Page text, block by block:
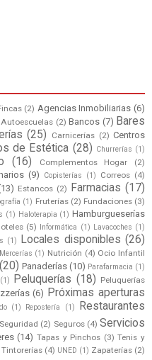
(2) Agencias Inmobiliarias (6)
Autoescuelas (2) Bancos (7) Bares
(25) Carnicerías (2) Centros
de Estética (28) Churrerías (1)
(16) Complementos Hogar
(2)
(9) Copisterías (1) Correos (4)
Estancos (2) Farmacias (17)
(1) Fruterías (2) Fundaciones (3)
(1) Haloterapia (1) Hamburgueserías
(5) Informática (1) Lavacoches (1)
(1) Locales disponibles (26)
Mercerías (1) Nutrición (4) Ocio Infantil
(20) Panaderías (10) Parafarmacia (1)
(1) Peluquerías (18) Peluquerías
(6) Próximas aperturas
(1) Repostería (1)
Restaurantes
Seguridad (2) Seguros (4) Servicios
(14) Tapas y Pinchos (3) Tenis y
Tintorerías (4) UNED (1) Zapaterías (2)